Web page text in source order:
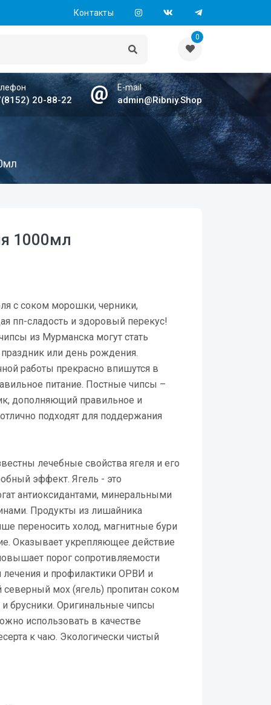
Контакты
0
20-88-22
E-mail
admin@Ribniy.Shop
1000мл
с соком морошки, черники,
пп-сладость и здоровый перекус!
из Мурманска могут стать
или день рождения.
работы прекрасно впишутся в
питание. Постные чипсы –
дополняющий правильное и
подходят для поддержания
лечебные свойства ягеля и его
эффект. Ягель - это
антиоксидантами, минеральными
Продукты из лишайника
переносить холод, магнитные бури
Оказывает укрепляющее действие
порог сопротивляемости
лечения и профилактики ОРВИ и
мох (ягель) пропитан соком
брусники. Оригинальные чипсы
использовать в качестве
к чаю. Экологически чистый